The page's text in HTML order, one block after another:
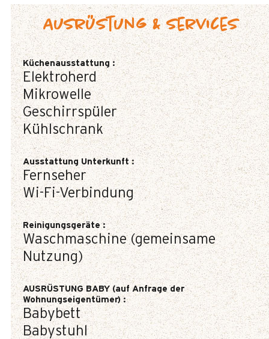
Ausrüstung & Services
Küchenausstattung :
Elektroherd
Mikrowelle
Geschirrspüler
Kühlschrank
Ausstattung Unterkunft:
Fernseher
Wi-Fi-Verbindung
Reinigungsgeräte:
Waschmaschine (gemeinsame
Nutzung)
AUSRÜSTUNG BABY (auf Anfrage der
Wohnungseigentümer):
Babybett
Babystuhl